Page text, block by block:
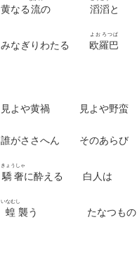
黄なる流の滔滔と
みなぎりわたる欧羅巴
よおろつぱ
見よや黄禍 見よや野蛮
誰がささへん そのあらび
驕奢
きょうしゃ
に酔える 白人は
蝗
いなむし
襲う たなつもの